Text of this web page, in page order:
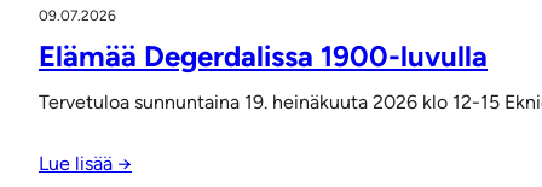
09.07.2026
Elämää Degerdalissa 1900-luvulla
Tervetuloa sunnuntaina 19. heinäkuuta 2026 klo 12-15
Lue lisää →